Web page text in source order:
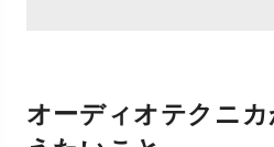
オーディオテクニ